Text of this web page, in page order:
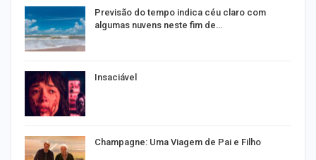
Previsão do tempo indica céu claro com
algumas nuvens neste fim de…
Insaciável
Champagne: Uma Viagem de Pai e Filho